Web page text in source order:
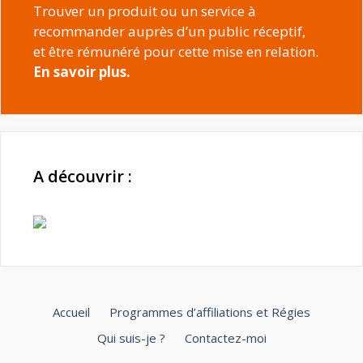
Trouver un produit ou un service à
recommander auprès d’un public réceptif,
et être rémunéré pour cette mise en relation.
En savoir plus.
A découvrir :
Accueil
Programmes d’affiliations et Régies
Qui suis-je ?
Contactez-moi